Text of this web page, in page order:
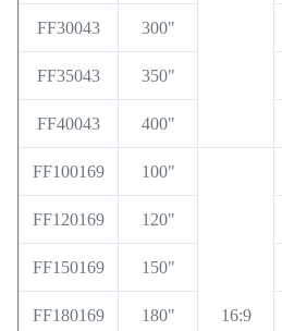
FF30043 300"
FF35043 350"
FF40043 400"
FF100169 100"
16:9
FF120169 120"
FF150169 150"
FF180169 180"